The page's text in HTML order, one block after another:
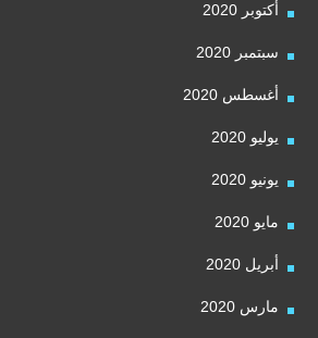
أكتوبر 2020
سبتمبر 2020
أغسطس 2020
يوليو 2020
يونيو 2020
مايو 2020
أبريل 2020
مارس 2020